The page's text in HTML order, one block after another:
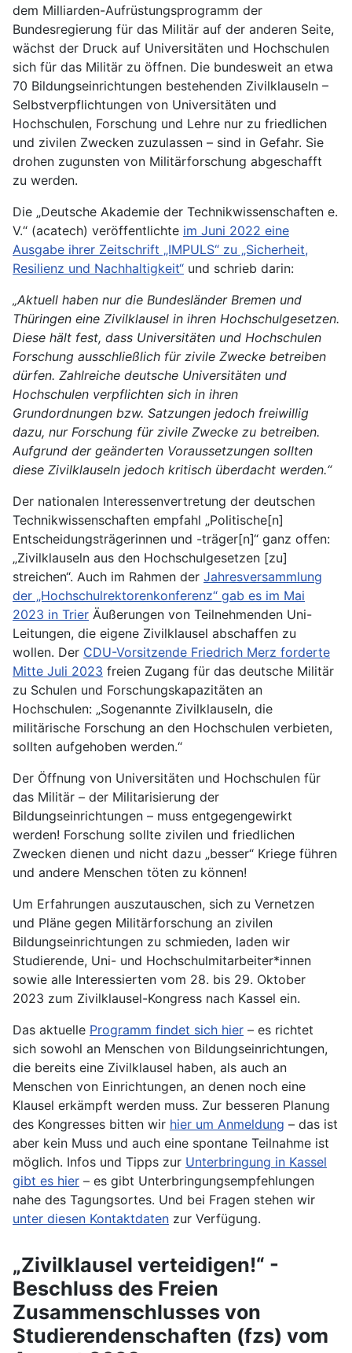
dem Milliarden-Aufrüstungsprogramm der
Bundesregierung für das Militär auf der anderen Seite,
wächst der Druck auf Universitäten und Hochschulen
sich für das Militär zu öffnen. Die bundesweit an etwa
70 Bildungseinrichtungen bestehenden Zivilklauseln –
Selbstverpflichtungen von Universitäten und
Hochschulen, Forschung und Lehre nur zu friedlichen
und zivilen Zwecken zuzulassen – sind in Gefahr. Sie
drohen zugunsten von Militärforschung abgeschafft
zu werden.
Die „Deutsche Akademie der Technikwissenschaften e.
V.“ (acatech) veröffentlichte im Juni 2022 eine
Ausgabe ihrer Zeitschrift „IMPULS“ zu „Sicherheit,
Resilienz und Nachhaltigkeit“ und schrieb darin:
„Aktuell haben nur die Bundesländer Bremen und
Thüringen eine Zivilklausel in ihren Hochschulgesetzen.
Diese hält fest, dass Universitäten und Hochschulen
Forschung ausschließlich für zivile Zwecke betreiben
dürfen. Zahlreiche deutsche Universitäten und
Hochschulen verpflichten sich in ihren
Grundordnungen bzw. Satzungen jedoch freiwillig
dazu, nur Forschung für zivile Zwecke zu betreiben.
Aufgrund der geänderten Voraussetzungen sollten
diese Zivilklauseln jedoch kritisch überdacht werden.“
Der nationalen Interessenvertretung der deutschen
Technikwissenschaften empfahl „Politische[n]
Entscheidungsträgerinnen und -träger[n]“ ganz offen:
„Zivilklauseln aus den Hochschulgesetzen [zu]
streichen“. Auch im Rahmen der Jahresversammlung
der „Hochschulrektorenkonferenz“ gab es im Mai
2023 in Trier Äußerungen von Teilnehmenden Uni-
Leitungen, die eigene Zivilklausel abschaffen zu
wollen. Der CDU-Vorsitzende Friedrich Merz forderte
Mitte Juli 2023 freien Zugang für das deutsche Militär
zu Schulen und Forschungskapazitäten an
Hochschulen: „Sogenannte Zivilklauseln, die
militärische Forschung an den Hochschulen verbieten,
sollten aufgehoben werden.“
Der Öffnung von Universitäten und Hochschulen für
das Militär – der Militarisierung der
Bildungseinrichtungen – muss entgegengewirkt
werden! Forschung sollte zivilen und friedlichen
Zwecken dienen und nicht dazu „besser“ Kriege führen
und andere Menschen töten zu können!
Um Erfahrungen auszutauschen, sich zu Vernetzen
und Pläne gegen Militärforschung an zivilen
Bildungseinrichtungen zu schmieden, laden wir
Studierende, Uni- und Hochschulmitarbeiter*innen
sowie alle Interessierten vom 28. bis 29. Oktober
2023 zum Zivilklausel-Kongress nach Kassel ein.
Das aktuelle Programm findet sich hier – es richtet
sich sowohl an Menschen von Bildungseinrichtungen,
die bereits eine Zivilklausel haben, als auch an
Menschen von Einrichtungen, an denen noch eine
Klausel erkämpft werden muss. Zur besseren Planung
des Kongresses bitten wir hier um Anmeldung – das ist
aber kein Muss und auch eine spontane Teilnahme ist
möglich. Infos und Tipps zur Unterbringung in Kassel
gibt es hier – es gibt Unterbringungsempfehlungen
nahe des Tagungsortes. Und bei Fragen stehen wir
unter diesen Kontaktdaten zur Verfügung.
„Zivilklausel verteidigen!“ -
Beschluss des Freien
Zusammenschlusses von
Studierendenschaften (fzs) vom